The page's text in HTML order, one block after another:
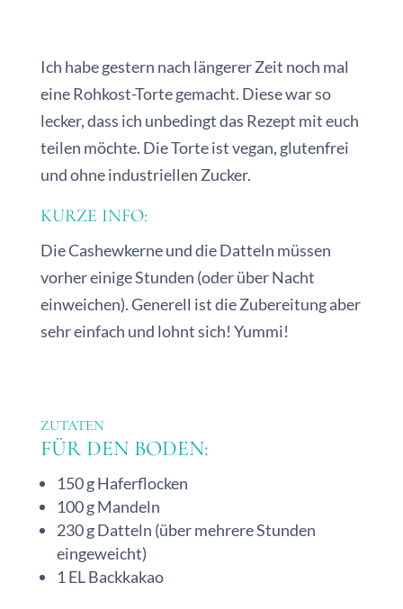
Ich habe gestern nach längerer Zeit noch mal
eine Rohkost-Torte gemacht. Diese war so
lecker, dass ich unbedingt das Rezept mit euch
teilen möchte. Die Torte ist vegan, glutenfrei
und ohne industriellen Zucker.
KURZE INFO:
Die Cashewkerne und die Datteln müssen
vorher einige Stunden (oder über Nacht
einweichen). Generell ist die Zubereitung aber
sehr einfach und lohnt sich! Yummi!
ZUTATEN
FÜR DEN BODEN:
150 g Haferflocken
100 g Mandeln
230 g Datteln (über mehrere Stunden
eingeweicht)
1 EL Backkakao